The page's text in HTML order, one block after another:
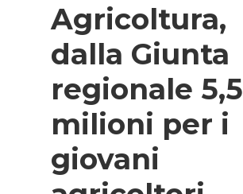
Agricoltura,
dalla Giunta
regionale 5,5
milioni per i
giovani